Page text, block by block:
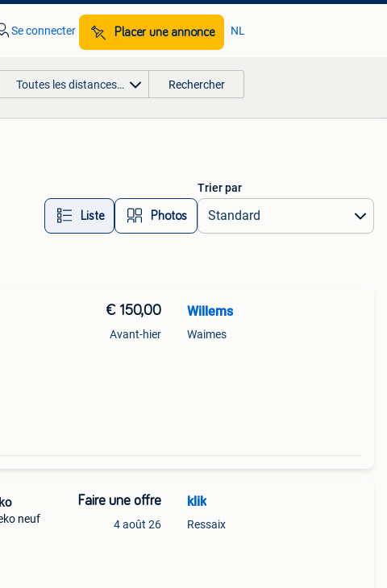
Se connecter Placer une annonce NL
Toutes les distances… Rechercher
Liste Photos
Trier par
€ 150,00
Avant-hier
Willems
Waimes
neuf
Faire une offre
4 août 26
klik
Ressaix